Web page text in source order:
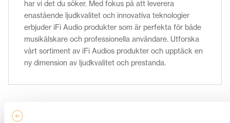
har vi det du söker. Med fokus på att leverera
enastående ljudkvalitet och innovativa teknologier
erbjuder iFi Audio produkter som är perfekta för både
musikälskare och professionella användare. Utforska
vårt sortiment av iFi Audios produkter och upptäck en
ny dimension av ljudkvalitet och prestanda.
Relaterade produkter